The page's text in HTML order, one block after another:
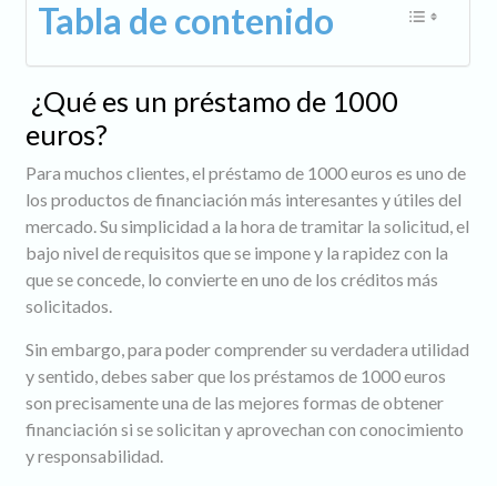
Tabla de contenido
¿Qué es un préstamo de 1000
euros?
Para muchos clientes, el préstamo de 1000 euros es uno de
los productos de financiación más interesantes y útiles del
mercado. Su simplicidad a la hora de tramitar la solicitud, el
bajo nivel de requisitos que se impone y la rapidez con la
que se concede, lo convierte en uno de los créditos más
solicitados.
Sin embargo, para poder comprender su verdadera utilidad
y sentido, debes saber que los préstamos de 1000 euros
son precisamente una de las mejores formas de obtener
financiación si se solicitan y aprovechan con conocimiento
y responsabilidad.